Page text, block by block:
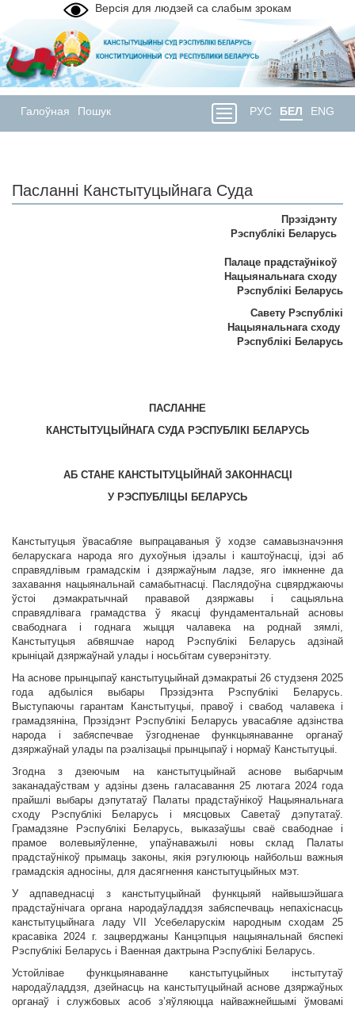
Версія для людзей са слабым зрокам
Галоўная Пошук РУС БЕЛ ENG
Пасланнi Канстытуцыйнага Суда
Прэзідэнту
Рэспублiкi Беларусь
Палаце прадстаўнікоў
Нацыянальнага сходу
Рэспублікі Беларусь
Савету Рэспублікі
Нацыянальнага сходу
Рэспублiкi Беларусь
ПАСЛАННЕ
КАНСТЫТУЦЫЙНАГА СУДА РЭСПУБЛІКІ БЕЛАРУСЬ
АБСТАНЕ КАНСТЫТУЦЫЙНАЙ ЗАКОННАСЦІ
У РЭСПУБЛІЦЫ БЕЛАРУСЬ
Канстытуцыя ўвасабляе выпрацаваныя ў ходзе самавызначэння
беларускага народа яго духоўныя ідэалы і каштоўнасці, ідэі аб
справядлівым грамадскім і дзяржаўным ладзе, яго імкненне да
захавання нацыянальнай самабытнасці. Паслядоўна сцвярджаючы
ўстоі дэмакратычнай прававой дзяржавы і сацыяльна
справядлівага грамадства ў якасці фундаментальнай асновы
свабоднага і годнага жыцця чалавека на роднай зямлі,
Канстытуцыя абвяшчае народ Рэспублікі Беларусь адзінай
крыніцай дзяржаўнай улады і носьбітам суверэнітэту.
На аснове прынцыпаў канстытуцыйнай дэмакратыі 26 студзеня 2025
года адбыліся выбары Прэзідэнта Рэспублікі Беларусь.
Выступаючы гарантам Канстытуцыі, правоў і свабод чалавека і
грамадзяніна, Прэзідэнт Рэспублікі Беларусь увасабляе адзінства
народа і забяспечвае ўзгодненае функцыянаванне органаў
дзяржаўнай улады па рэалізацыі прынцыпаў і нормаў Канстытуцыі.
Згодна з дзеючым на канстытуцыйнай аснове выбарчым
заканадаўствам у адзіны дзень галасавання 25 лютага 2024 года
прайшлі выбары дэпутатаў Палаты прадстаўнікоў Нацыянальнага
сходу Рэспублікі Беларусь і мясцовых Саветаў дэпутатаў.
Грамадзяне Рэспублікі Беларусь, выказаўшы сваё свабоднае і
прамое волевыяўленне, упаўнаважылі новы склад Палаты
прадстаўнікоў прымаць законы, якія рэгулююць найбольш важныя
грамадскія адносіны, для дасягнення канстытуцыйных мэт.
У адпаведнасці з канстытуцыйнай функцыяй найвышэйшага
прадстаўнічага органа народаўладдзя забяспечваць непахіснасць
канстытуцыйнага ладу VII Усебеларускім народным сходам 25
красавіка 2024 г. зацверджаны Канцэпцыя нацыянальнай бяспекі
Рэспублікі Беларусь і Ваенная дактрына Рэспублікі Беларусь.
Устойлівае функцыянаванне канстытуцыйных інстытутаў
народаўладдзя, дзейнасць на канстытуцыйнай аснове дзяржаўных
органаў і службовых асоб з’яўляюцца найважнейшымі ўмовамі